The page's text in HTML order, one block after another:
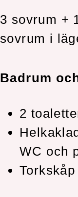
3 sovrum +
sovrum i
Badrum
2
WC och
Torkskåp